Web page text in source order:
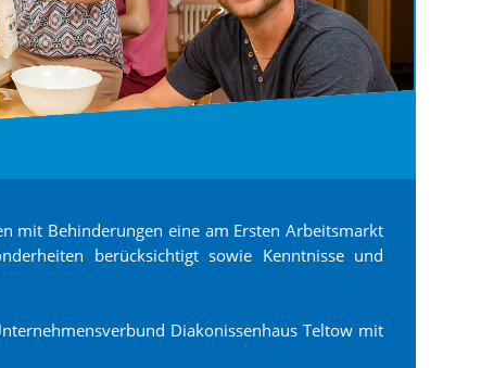
mit Behinderungen eine am Ersten Arbeitsmarkt
berücksichtigt sowie Kenntnisse und
Diakonissenhaus Teltow mit